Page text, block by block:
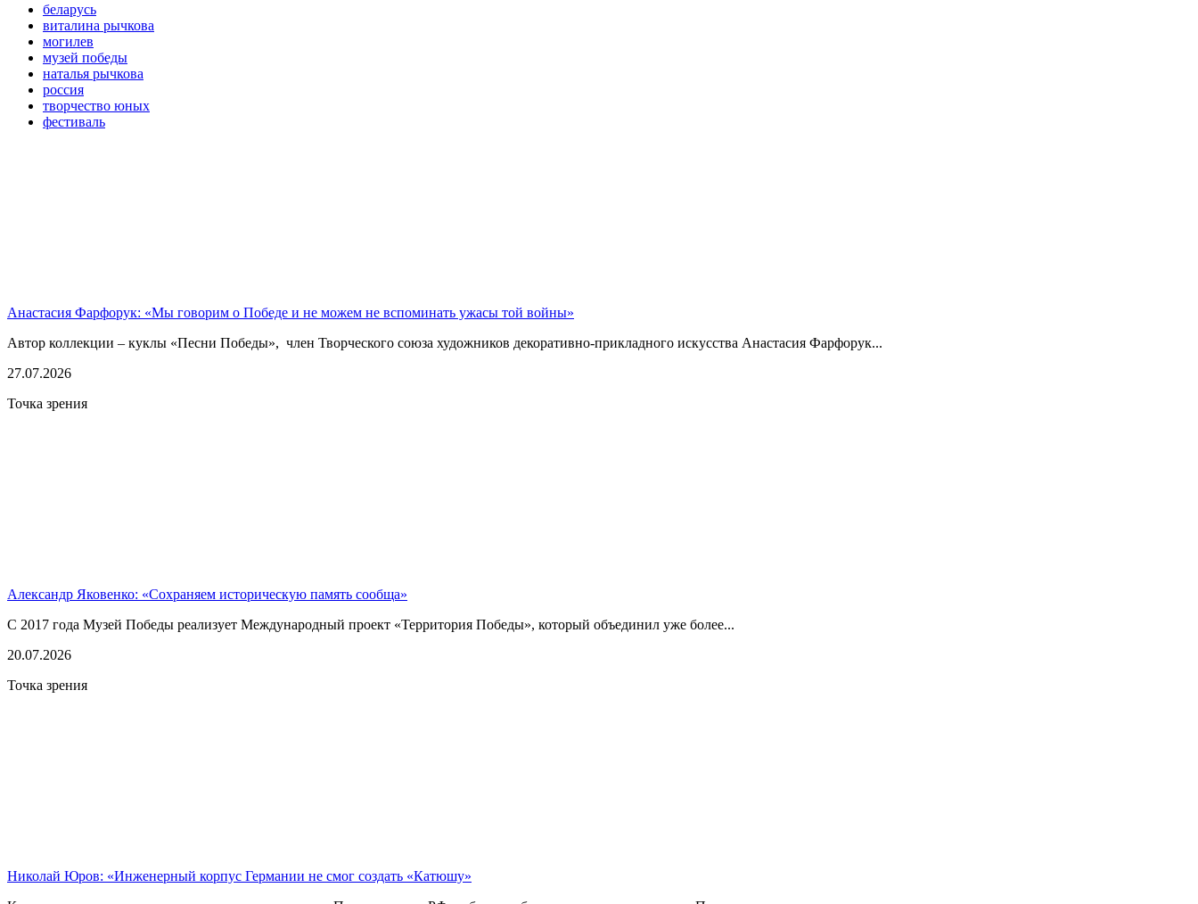
беларусь
виталина рычкова
могилев
музей победы
наталья рычкова
россия
творчество юных
фестиваль
Анастасия Фарфорук: «Мы говорим о Победе и не можем не вспоминать ужасы той войны»
Автор коллекции – куклы «Песни Победы», член Творческого союза художников декоративно-прикладного искусства Анастасия Фарфорук...
27.07.2026
Точка зрения
Александр Яковенко: «Сохраняем историческую память сообща»
С 2017 года Музей Победы реализует Международный проект «Территория Победы», который объединил уже более...
20.07.2026
Точка зрения
Николай Юров: «Инженерный корпус Германии не смог создать «Катюшу»